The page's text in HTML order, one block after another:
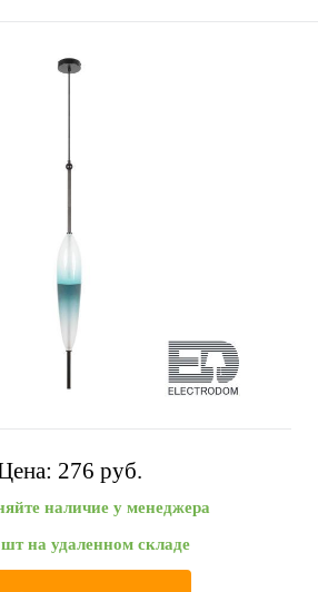
276 pуб.
наличие у менеджера
на удаленном складе